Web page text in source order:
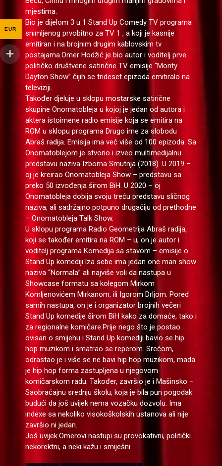
mjestima.
Bio je dijelom 3 u 1 Stand Up Comedy TV programa
snimljenog prvobitno za TV 1 , a koji je kasnije
emitiran i na brojnim drugim kablovskim tv
postajama.Omer Hodžić je bio autor i voditelj prve
političko društvene satirične TV emisije “Monty
Dayton Show” čijih se trideset epizoda emitiralo na
televiziji.
Također djeluje u sklopu mostarske satirične
skupine Onomatobleja u kojoj je jedan od autora i
aktera istoimene radio emisije koja se emitira na
ROM u sklopu programa Drugo ime za slobodu
Abraš radija. Emisija ima već više od 100 epizoda. Sa
Onomatoblejom je stvorio i izveo multimedijalnu
predstavu naziva Izborna Smutnja (2018). U 2019 –
oj je kreirao Onomatobleja Show – predstavu sa
preko 50 izvođenja širom BiH. U 2020 – oj
Onomatobleja dobija svoju treću predstavu sličnog
naziva, ali sadržajno potpuno drugačiju od prethodne
– Onomatobleja Talk Show.
U sklopu programa Radio Geometrija Abraš radija,
koji se također emitira na ROM – u, on je autor i
voditelj programa Komedija sa stavom – emisije o
Stand Up komediji.Iza sebe ima jedan one man show
naziva “Normala” ali najviše voli da nastupa u
Showcase formatu sa kolegom Mirkom
Komljenovićem Mirkanom, ili Igorom Drljom. Pored
samih nastupa, on je i organizator brojnih večeri
Stand Up komedije širom BiH kako za domaće, tako i
za regionalne komičare.Prije nego što je postao
ovisan o smijehu i Stand Up komediji bavio se hip
hop muzikom i smatrao se reperom. Srećom,
odrastao je i više se ne bavi hip hop muzikom, mada
je hip hop forma zastupljena u njegovom
komičarskom radu. Također, završio je i Mašinsko –
Saobraćajnu srednju školu, koja je bila pun pogodak
budući da još uvijek nema vozačku dozvolu. Ima
indexe sa nekoliko visokoškolskih ustanova ali nije
završio ni jedan.
Još uvijek.Omerovi nastupi su provokativni, politički
nekorektni, a neki kažu i smiješni.
EUR